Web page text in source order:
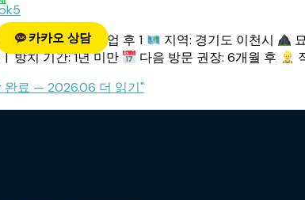
카카오 상담
작업 후 대표작업 후 1 지역: 경기도 이천시
방치 기간: 1년 미만 다음 방문 권장: 6개월 후
완료 — 2026.06 더 읽기"